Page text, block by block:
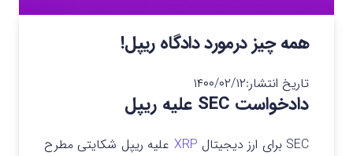
همه چیز درمورد دادگاه ریپل!
تاریخ انتشار:۱۴۰۰/۰۲/۱۲
دادخواست SEC علیه ریپل
SEC برای ارز دیجیتال XRP علیه ریپل شکایتی مطرح